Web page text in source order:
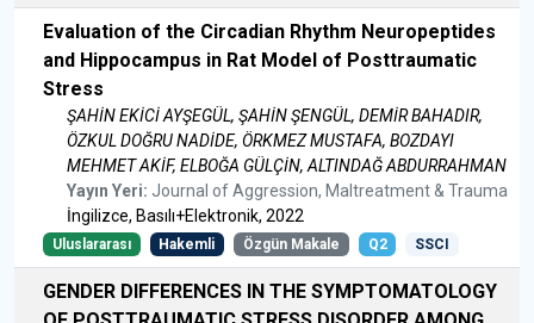
Evaluation of the Circadian Rhythm Neuropeptides
and Hippocampus in Rat Model of Posttraumatic
Stress
ŞAHİN EKİCİ AYŞEGÜL, ŞAHİN ŞENGÜL, DEMİR BAHADIR,
ÖZKUL DOĞRU NADİDE, ÖRKMEZ MUSTAFA, BOZDAYI
MEHMET AKİF, ELBOĞA GÜLÇİN, ALTINDAĞ ABDURRAHMAN
Yayın Yeri: Journal of Aggression, Maltreatment & Trauma
İngilizce, Basılı+Elektronik, 2022
Uluslararası Hakemli Özgün Makale Q2 SSCI
GENDER DIFFERENCES IN THE SYMPTOMATOLOGY